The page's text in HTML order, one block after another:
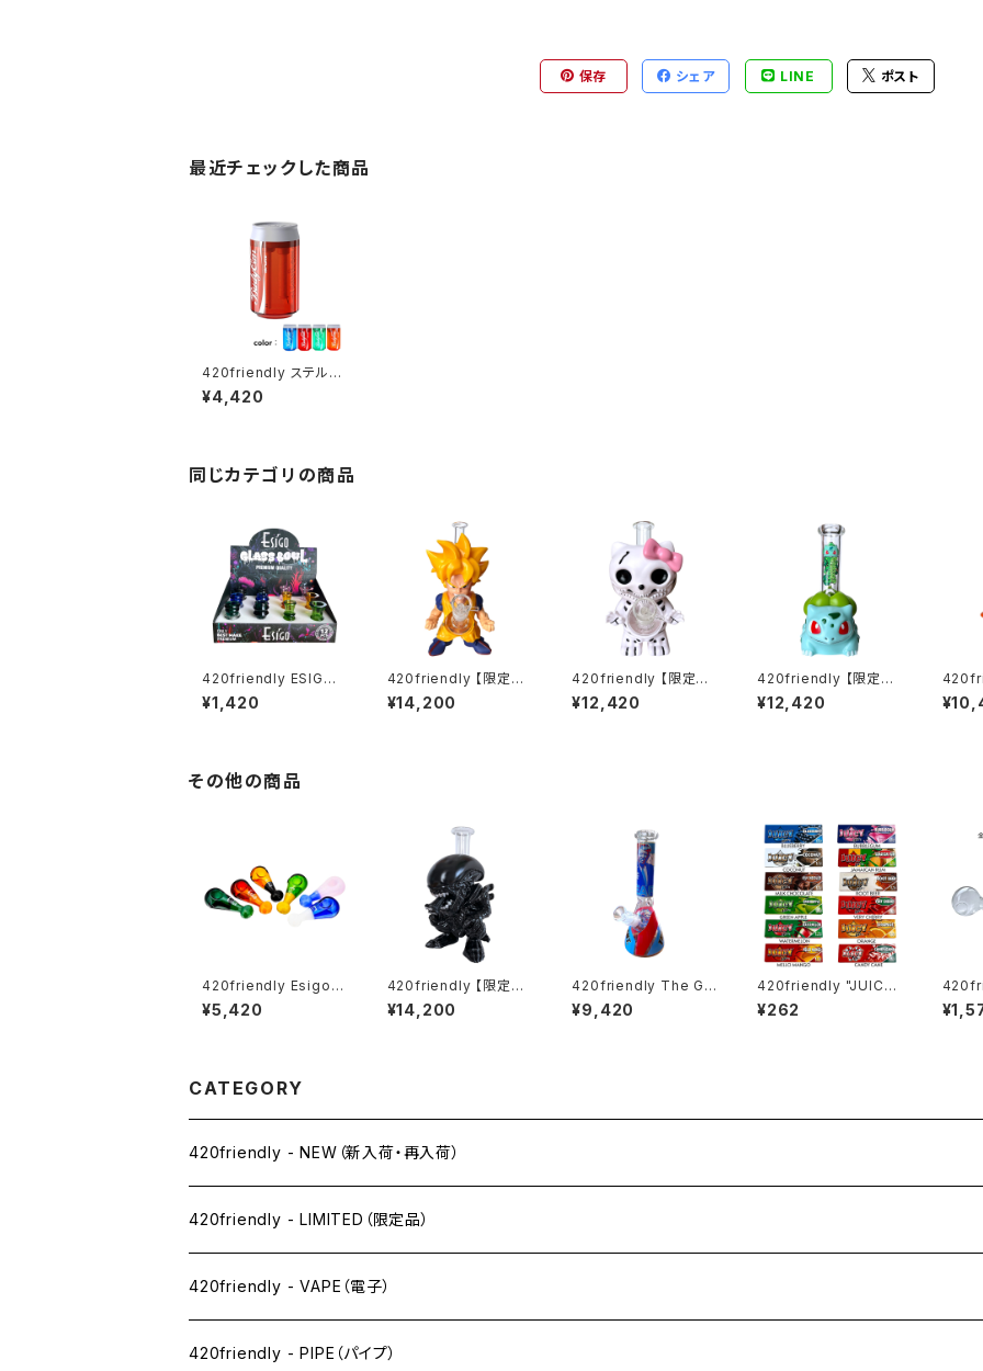
保存 シェア LINE ポスト
最近チェックした商品
420friendly ステルス
缶型ウィーターパイプ B
udyCan｜持ち運びO
¥4,420
同じカテゴリの商品
420friendly ESIGO 1
4mmガラスボウル(火
皿) Phoenix Ash Cat
¥1,420
420friendly 【限定コ
レクション】Legendar
y Fighter Bong / レ
¥14,200
420friendly 【限定コ
レクション】Skull Cat
Bong / スカルキャット
¥12,420
420friendly 【限定コ
レクション】Green Bu
d Monster Bong / グ
¥12,420
レク
bber
その他の商品
420friendly Esigo
(エジーゴ) - ミニスプ
ーン ガラスパイプ
¥5,420
420friendly 【限定コ
レクション】Alien Xen
omorph Bong - PVC
¥14,200
420friendly The Gr
eat Leader Beaker
Bong - ガラスボング
¥9,420
420friendly "JUICY
JAY’S" フレーバーペー
パー（1¼サイズ ／ 32
¥262
ガラスパイ
6〜
CATEGORY
420friendly - NEW（新入荷・再入荷）
420friendly - LIMITED（限定品）
420friendly - VAPE（電子）
ペン下
420friendly - PIPE（パイプ）